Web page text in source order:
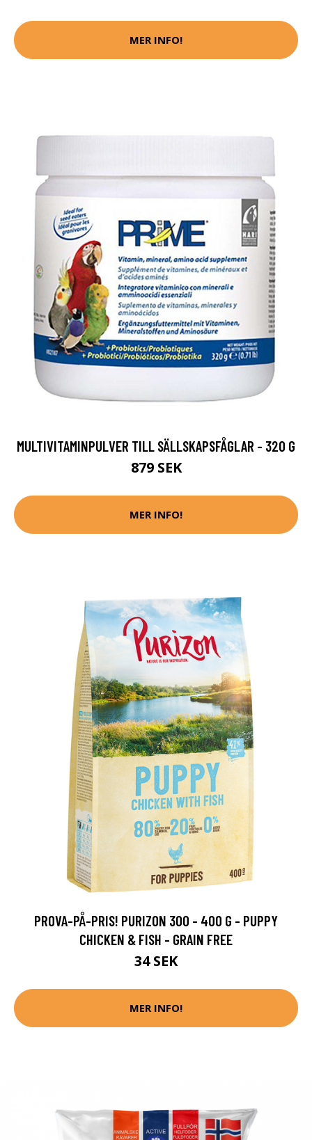
MER INFO!
MULTIVITAMINPULVER TILL SÄLLSKAPSFÅGLAR - 320 G
879 SEK
MER INFO!
PROVA-PÅ-PRIS! PURIZON 300 - 400 G - PUPPY
CHICKEN & FISH - GRAIN FREE
34 SEK
MER INFO!